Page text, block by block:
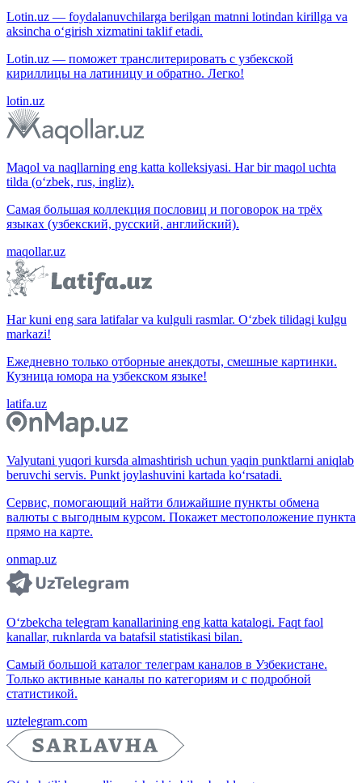
Lotin.uz — foydalanuvchilarga berilgan matnni lotindan kirillga va
aksincha o‘girish xizmatini taklif etadi.
Lotin.uz — поможет транслитерировать с узбекской
кириллицы на латиницу и обратно. Легко!
lotin.uz
Maqol va naqllarning eng katta kolleksiyasi. Har bir maqol uchta
tilda (o‘zbek, rus, ingliz).
Самая большая коллекция пословиц и поговорок на трёх
языках (узбекский, русский, английский).
maqollar.uz
Har kuni eng sara latifalar va kulguli rasmlar. O‘zbek tilidagi kulgu
markazi!
Ежедневно только отборные анекдоты, смешные картинки.
Кузница юмора на узбекском языке!
latifa.uz
Valyutani yuqori kursda almashtirish uchun yaqin punktlarni aniqlab
beruvchi servis. Punkt joylashuvini kartada ko‘rsatadi.
Сервис, помогающий найти ближайшие пункты обмена
валюты с выгодным курсом. Покажет местоположение пункта
прямо на карте.
onmap.uz
O‘zbekcha telegram kanallarining eng katta katalogi. Faqt faol
kanallar, ruknlarda va batafsil statistikasi bilan.
Самый большой каталог телеграм каналов в Узбекистане.
Только активные каналы по категориям и с подробной
статистикой.
uztelegram.com